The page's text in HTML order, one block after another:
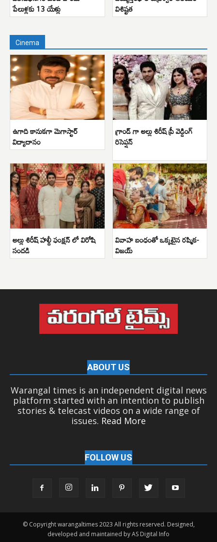
పేలుళ్లకు 13 యేళ్లు విశిష్టత
Cinema
ఉగాది కానుకగా మెగాస్టార్
విద్యాదానం
గ్రాండ్ గా అల్లు శిరీష్ ప్రీ వెడ్డింగ్
రిసెప్షన్
అల్లు శిరీష్ హల్దీ ఫంక్షన్ లో విరోషి
సందడి
వివాహ బంధంతో ఒక్కటైన రష్మిక-
విజయ్
ABOUT US
Warangal times is an independent digital news
platform started with an intention to publish
stories & telecast videos on a wide range of
issues. Read More
FOLLOW US
© Copyright warangaltimes 2023 All rights reserved. Designed,
developed and maintained by AS Digital Info